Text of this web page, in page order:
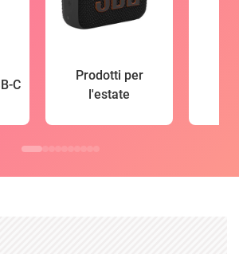
C
Prodotti per
l'estate